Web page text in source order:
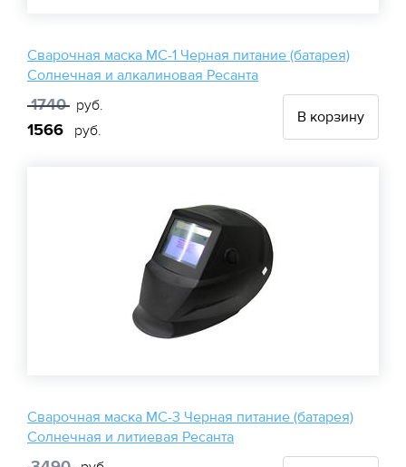
Сварочная маска МС-1 Черная питание (батарея)
Солнечная и алкалиновая Ресанта
1740 руб.
1566 руб.
В корзину
Сварочная маска МС-3 Черная питание (батарея)
Солнечная и литиевая Ресанта